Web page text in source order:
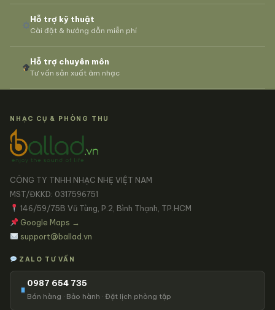
Hỗ trợ kỹ thuật
Cài đặt & hướng dẫn miễn phí
Hỗ trợ chuyên môn
Tư vấn sản xuất âm nhạc
NHẠC CỤ & PHÒNG THU
CÔNG TY TNHH NHẠC NHẸ VIỆT NAM
MST/ĐKKD: 0317596751
146/59/75B Vũ Tùng, P.2, Bình Thạnh, TP.HCM
Google Maps →
support@ballad.vn
ZALO TƯ VẤN
0987 654 735
Bán hàng · Bảo hành · Đặt lịch phòng tập